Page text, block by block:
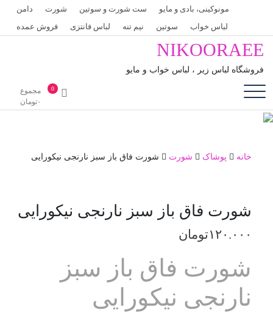
مونوکینی، بادی و مایو ست شورت و سوتین شورت
دامن
لباس خواب
سوتین نیم تنه لباس فانتزی فروش عمده
NIKOORAEE
فروشگاه لباس زیر ، لباس خواب و مایو
0
مجموع
۰تومان
خانه پوشاک شورت شورت فاق باز سبز نارنجی نیکورایی
شورت فاق باز سبز نارنجی نیکورایی
۱۲۰.۰۰۰تومان
شورت فاق باز سبز
نارنجی نیکورایی